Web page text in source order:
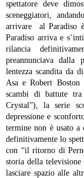
spettatore deve
sceneggiatori,
arrivare al Paradiso
Paradiso arriva e
rilancia
preannunciava dalla
lentezza scandita da
Asa e Robert
scambi di battute
Crystal”), la serie
depressione e
termine non è usato a
definitivamente lo
con “il ritorno di
storia della televisione
lasciare spazio alle